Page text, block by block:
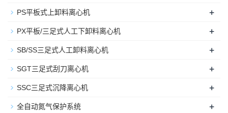
PS平板式上卸料离心机 +
PX平板/三足式人工下卸料离心机 +
SB/SS三足式人工卸料离心机 +
SGT三足式刮刀离心机 +
SSC三足式沉降离心机 +
全自动氮气保护系统 +